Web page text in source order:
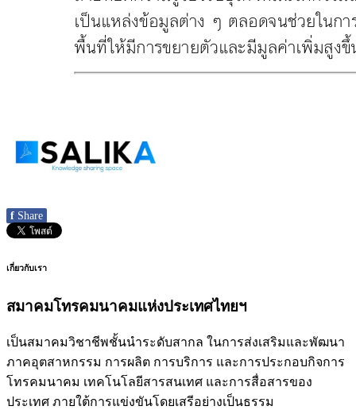
f Share
เกี่ยวกับเรา
สมาคมโทรคมนาคมแห่งประเทศไทยฯ
เป็นสมาคมวิชาชีพชั้นนำระดับสากล ในการส่งเสริมและพัฒนา
ภาคอุตสาหกรรม การผลิต การบริการ และการประกอบกิจการ
โทรคมนาคม เทคโนโลยีสารสนเทศ และการสื่อสารของ
ประเทศ ภายใต้การแข่งขันโดยเสรีอย่างเป็นธรรม